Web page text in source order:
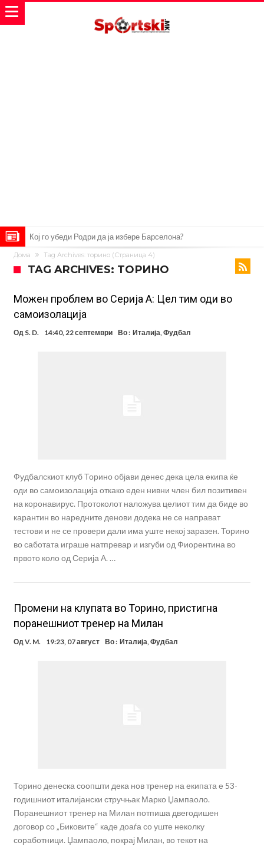
Инфантино го возвраќа ударот, кој сè досега го поддржал?
„Влегувам на стадионот за да го разнесам Меси со четири бомби“
Реал потроши повеќе од 200 милиони евра, но не го затвора
паричникот – ќе има уште засилувања!
После распродажба, време е Њукасл да ја отвори касата, дали
има 100.000.000 евра за да ги задоволи Германците?
Ова што се случи на другиот крај од планетата најдобро покажува
кој е и што е Лука Модриќ
Феран Торес кажал “да” на Пари Сен Жермен
Дома Tag Archives: торино(Страница 4)
TAG ARCHIVES: ТОРИНО
Moжен проблем во Серија А: Цел тим оди во
самоизолација
Од S. D. 14:40, 22 септември Во : Италија Фудбал
Фудбалскиот клуб Торино објави денес дека цела екипа ќе
оди во самоизолација откако еден нивни член бил позитивен
на коронавирус. Протоколот наложува целиот тим да биде во
карантин во наредните денови додека не се направат
тестови и не се провери дали има уште некој заразен. Торино
во саботата играше натпревар и изгуби од Фиорентина во
првото коло од Серија А. …
Промени на клупата во Торино, пристигна
поранешниот тренер на Милан
ОдV. M. 19:23, 07 август Во : Италија,Фудбал
Торино денеска соопшти дека нов тренер на екипата е 53-
годишниот италијански стручњак Марко Џампаоло.
Поранешниот тренер на Милан потпиша двегодишен
договор со „Биковите“ каде доаѓа со уште неколку
соработници. Џампаоло, покрај Милан, во текот на